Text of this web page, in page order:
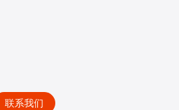
联系我们